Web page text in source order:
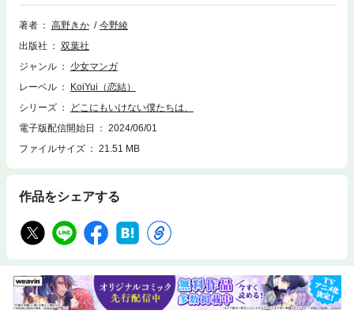
が変わり始め…残酷な現実の中に希望を見つけ出していくラブストーリ
ー。※本作品は小説投稿サイト「エブリスタ」の原作賞に選出された『海
冊版 ： 1～3』を収録
著者 高野きか
今野綾
出版社
双葉社
ジャンル
少女マンガ
レーベル
KoiYui（恋結）
シリーズ
どこにもいけない僕たちは、
電子版配信開始日
2024/06/01
ファイルサイズ
21.51 MB
作品をシェアする